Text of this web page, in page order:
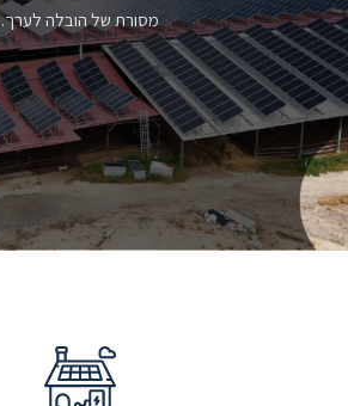
מסורת של הובלה לערך.